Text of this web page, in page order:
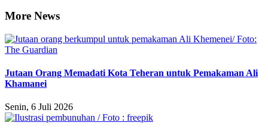
More News
Jutaan Orang Memadati Kota Teheran untuk Pemakaman Ali
Khamanei
Senin, 6 Juli 2026